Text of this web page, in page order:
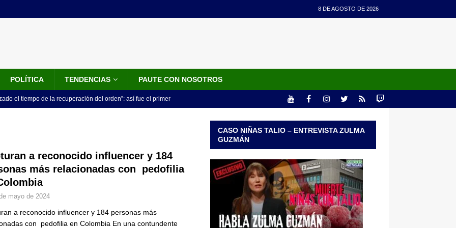
8 DE AGOSTO DE 2026
POLÍTICA TENDENCIAS PAUTE CON NOSOTROS
el tiempo de la recuperación del orden”: así fue el primer
de Abelardo De La Espriella: recibirá la banda presidencial
en el Cantón Pichincha
no asistirá a la posesión de Abelardo de la Espriella y llama a
LO ÚLTIMO
a reconocido influencer y 184
más relacionadas con pedofilia
mayo de 2024
a reconocido influencer y 184 personas más
con pedofilia en Colombia En una contundente
CASO NIÑAS TALIO – ENTREVISTA ZULMA
GUZMÁN